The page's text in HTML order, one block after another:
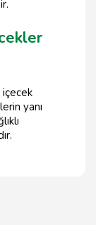
yanı